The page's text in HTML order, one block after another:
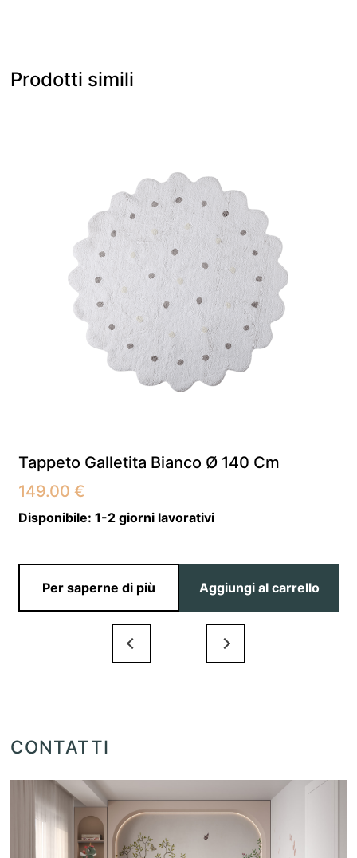
Prodotti simili
Tappeto Galletita Bianco Ø 140 Cm
149.00€
Disponibile:1-2 giorni lavorativi
Per saperne di più Aggiungi al carrello
CONTATTI